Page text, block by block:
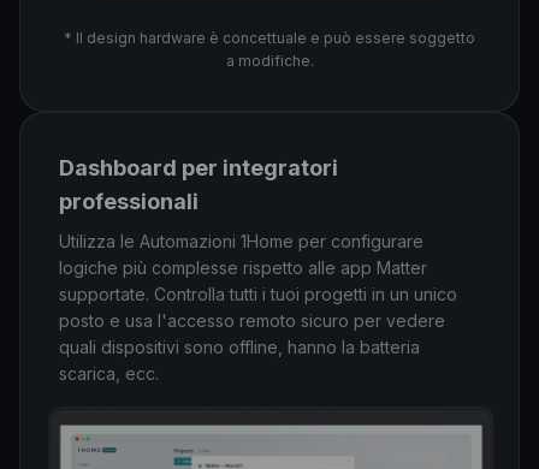
* Il design hardware è concettuale e può essere soggetto
a modifiche.
Dashboard per integratori
professionali
Utilizza le Automazioni 1Home per configurare
logiche più complesse rispetto alle app Matter
supportate. Controlla tutti i tuoi progetti in un unico
posto e usa l'accesso remoto sicuro per vedere
quali dispositivi sono offline, hanno la batteria
scarica, ecc.